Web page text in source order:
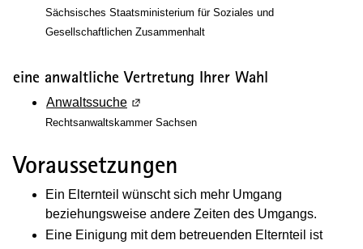
Sächsisches Staatsministerium für Soziales und
Gesellschaftlichen Zusammenhalt
eine anwaltliche Vertretung Ihrer Wahl
Anwaltssuche (Wird in einem neuen Fenster geöffnet)
Rechtsanwaltskammer Sachsen
Voraussetzungen
Ein Elternteil wünscht sich mehr Umgang
beziehungsweise andere Zeiten des Umgangs.
Eine Einigung mit dem betreuenden Elternteil ist